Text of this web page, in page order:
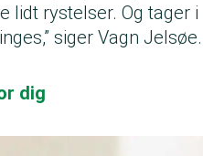
lidt rystelser. Og tager i
siger Vagn Jelsøe.
dig